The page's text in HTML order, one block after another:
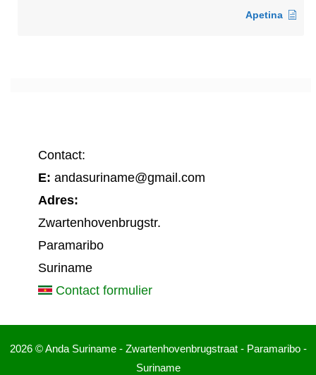
Apetina
Contact:
E: andasuriname@gmail.com
Adres:
Zwartenhovenbrugstr.
Paramaribo
Suriname
Contact formulier
2026 © Anda Suriname - Zwartenhovenbrugstraat - Paramaribo -
Suriname